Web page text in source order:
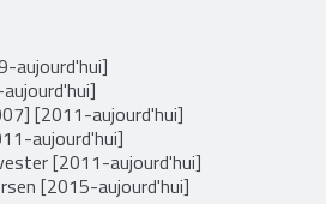
aujourd'hui]
[2011-aujourd'hui]
aujourd'hui]
[2011-aujourd'hui]
[2015-aujourd'hui]